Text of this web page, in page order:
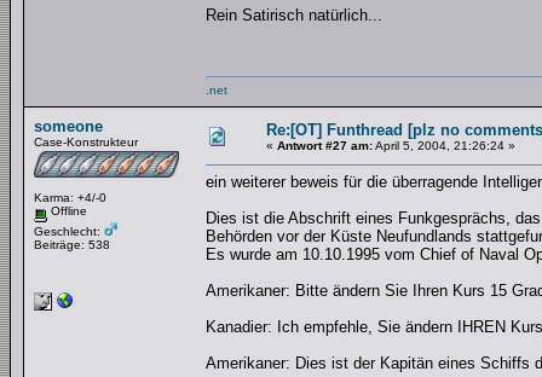
Rein Satirisch natürlich...
.net
someone
Case-Konstrukteur
Karma: +4/-0
Offline
Geschlecht:
Beiträge: 538
Re:[OT] Funthread [plz no
« Antwort #27 am:April 5, 2004, 21:26:24 »
ein weiterer beweis für die überragende
Dies ist die Abschrift eines Funkgesprächs,
Behörden vor der Küste Neufundlands
Es wurde am 10.10.1995 vom Chief of Naval
Amerikaner: Bitte ändern Sie Ihren Kurs 15
Kanadier: Ich empfehle, Sie ändern IHREN
Amerikaner: Dies ist der Kapitän eines Schiffs